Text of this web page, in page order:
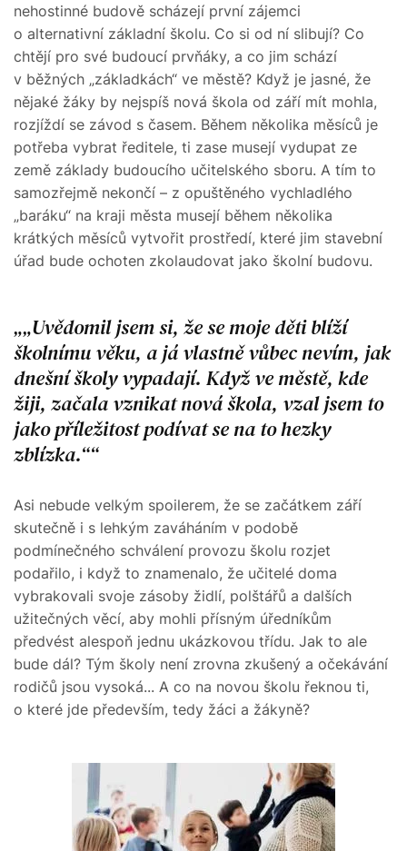
nehostinné budově scházejí první zájemci
o alternativní základní školu. Co si od ní slibují? Co
chtějí pro své budoucí prvňáky, a co jim schází
v běžných „základkách“ ve městě? Když je jasné, že
nějaké žáky by nejspíš nová škola od září mít mohla,
rozjíždí se závod s časem. Během několika měsíců je
potřeba vybrat ředitele, ti zase musejí vydupat ze
země základy budoucího učitelského sboru. A tím to
samozřejmě nekončí – z opuštěného vychladlého
„baráku“ na kraji města musejí během několika
krátkých měsíců vytvořit prostředí, které jim stavební
úřad bude ochoten zkolaudovat jako školní budovu.
„Uvědomil jsem si, že se moje děti blíží
školnímu věku, a já vlastně vůbec nevím, jak
dnešní školy vypadají. Když ve městě, kde
žiji, začala vznikat nová škola, vzal jsem to
jako příležitost podívat se na to hezky
zblízka.“
Asi nebude velkým spoilerem, že se začátkem září
skutečně i s lehkým zaváháním v podobě
podmínečného schválení provozu školu rozjet
podařilo, i když to znamenalo, že učitelé doma
vybrakovali svoje zásoby židlí, polštářů a dalších
užitečných věcí, aby mohli přísným úředníkům
předvést alespoň jednu ukázkovou třídu. Jak to ale
bude dál? Tým školy není zrovna zkušený a očekávání
rodičů jsou vysoká... A co na novou školu řeknou ti,
o které jde především, tedy žáci a žákyně?